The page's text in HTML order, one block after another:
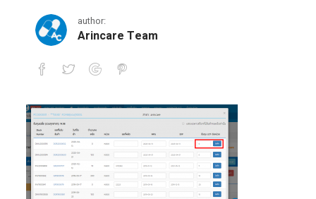
ดูต้นทุน-2
author:
Arincare Team
ดูต้นทุน-2